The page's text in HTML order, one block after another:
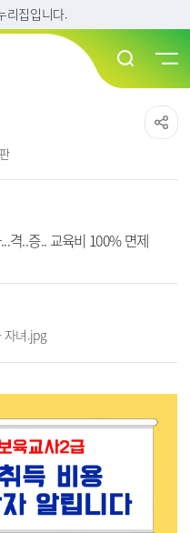
리집입니다.
격..증.. 교육비 100% 면제
자녀.jpg